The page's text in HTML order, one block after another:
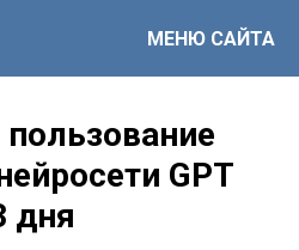
МЕНЮ САЙТА
GPT
дня